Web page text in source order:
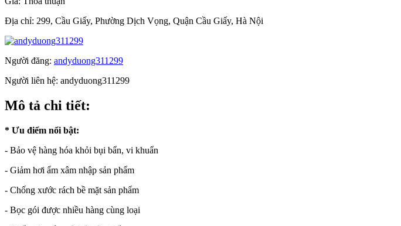
Địa chỉ: 299, Cầu Giấy, Phường Dịch Vọng, Quận Cầu Giấy, Hà Nội
Người đăng: andyduong311299
Người liên hệ: andyduong311299
Mô tả chi tiết:
* Ưu điểm nổi bật:
- Bảo vệ hàng hóa khỏi bụi bẩn, vi khuẩn
- Giảm hơi ẩm xâm nhập sản phẩm
- Chống xước rách bề mặt sản phẩm
- Bọc gói được nhiều hàng cùng loại